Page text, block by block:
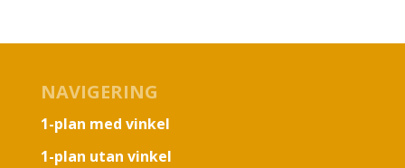
NAVIGERING
1-plan med vinkel
1-plan utan vinkel